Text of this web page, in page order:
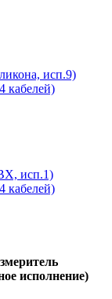
исп.9)
исп.1)
исполнение)